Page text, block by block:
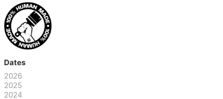
Dates
2026
2025
2024